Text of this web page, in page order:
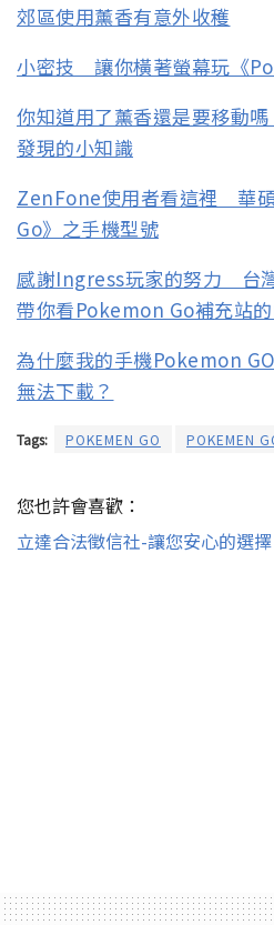
郊區使用薰香有意外收穫
小密技 讓你橫著螢幕玩《
你知道用了薰香還是要移動
發現的小知識
ZenFone使用者看這裡 華
Go》之手機型號
感謝Ingress玩家的努力 台
帶你看Pokemon Go補充站
為什麼我的手機Pokemon
無法下載？
Tags: POKEMEN GO POKEMEN
您也許會喜歡：
立達合法徵信社-讓您安心的選擇